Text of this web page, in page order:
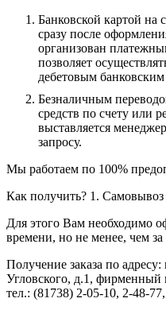
Банковской картой на
сразу после
организован
позволяет
дебетовым
Безналичным
средств по счету или
выставляется
запросу.
Мы работаем по 100%
Как получить? 1. Самовывоз
Для этого Вам необходимо
времени, но не менее, чем
Получение заказа по
Угловского, д.1, фирменный
тел.: (81738) 2-05-10, 2-48-